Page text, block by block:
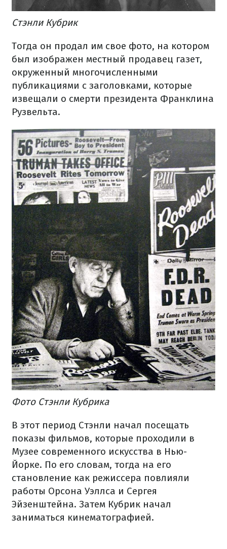
Стэнли Кубрик
Тогда он продал им свое фото, на котором
был изображен местный продавец газет,
окруженный многочисленными
публикациями с заголовками, которые
извещали о смерти президента Франклина
Рузвельта.
Фото Стэнли Кубрика
В этот период Стэнли начал посещать
показы фильмов, которые проходили в
Музее современного искусства в Нью-
Йорке. По его словам, тогда на его
становление как режиссера повлияли
работы Орсона Уэллса и Сергея
Эйзенштейна. Затем Кубрик начал
заниматься кинематографией.